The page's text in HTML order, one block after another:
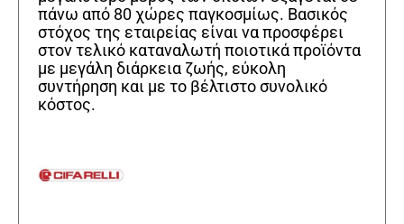
πάνω από 80 χώρες παγκοσμίως. Βασικός
στόχος της εταιρείας είναι να προσφέρει
στον τελικό καταναλωτή ποιοτικά προϊόντα
με μεγάλη διάρκεια ζωής, εύκολη
συντήρηση και με το βέλτιστο συνολικό
κόστος.